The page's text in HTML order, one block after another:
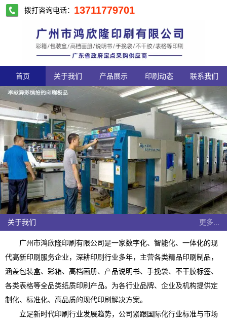
拨打咨询电话： 13711779701
首页 关于我们 产品展示 印刷动态 联系我们
关于我们 更多...
广州市鸿欣隆印刷有限公司是一家数字化、智能化、一体化的现
代高新印刷服务企业，深耕印刷行业多年，主营各类精品印刷制品，
涵盖包装盒、彩箱、高档画册、产品说明书、手挽袋、不干胶标签、
各类表格等全品类纸质印刷产品。为各行业品牌、企业及机构提供定
制化、标准化、高品质的现代印刷解决方案。
立足新时代印刷行业发展趋势，公司紧跟国际化行业标准与市场